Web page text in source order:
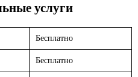
услуги
Бесплатно
Бесплатно